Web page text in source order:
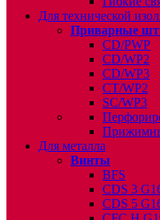
Для технической
Приварные
CD/PWP
CD/WP2
CD/WP3
CT/WP2
SC/WP3
Для металла
Винты
BFS
CDS 3
CDS 5